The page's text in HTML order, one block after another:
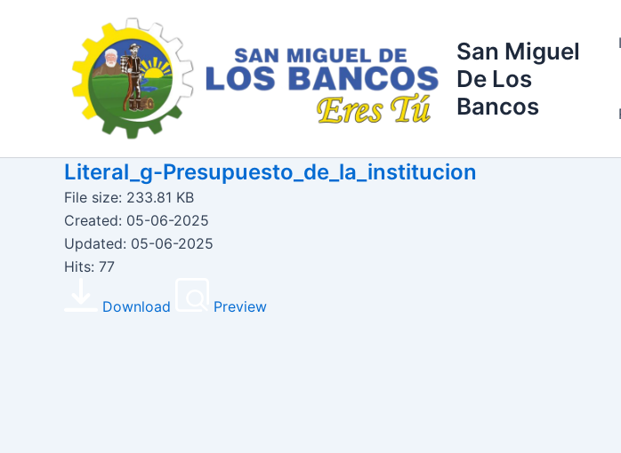
San Miguel
De Los
Bancos
Literal_g-Presupuesto_de_la_institucion
File size: 233.81 KB
Created: 05-06-2025
Updated: 05-06-2025
Hits: 77
Download Preview